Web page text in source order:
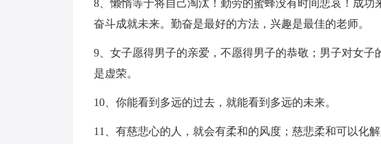
8、懒惰等于将自己淘汰！勤劳的蜜蜂没有时间悲哀！成功
奋斗成就未来。勤奋是最好的方法，兴趣是最佳的老师。
9、女子愿得男子的亲爱，不愿得男子的恭敬；男子对女
是虚荣。
10、你能看到多远的过去，就能看到多远的未来。
11、有慈悲心的人，就会有柔和的风度；慈悲柔和可以化解